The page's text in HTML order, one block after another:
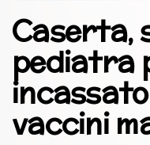
Caserta,
pediatra
vaccini